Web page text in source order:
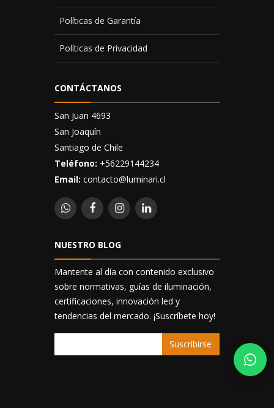
Políticas de Garantía
Políticas de Privacidad
CONTÁCTANOS
San Juan 4693
San Joaquín
Santiago de Chile
Teléfono: +56229144234
Email: contacto@luminari.cl
NUESTRO BLOG
Mantente al día con contenido exclusivo
sobre normativas, guías de iluminación,
certificaciones, innovación led y
tendencias del mercado. ¡Suscríbete hoy!